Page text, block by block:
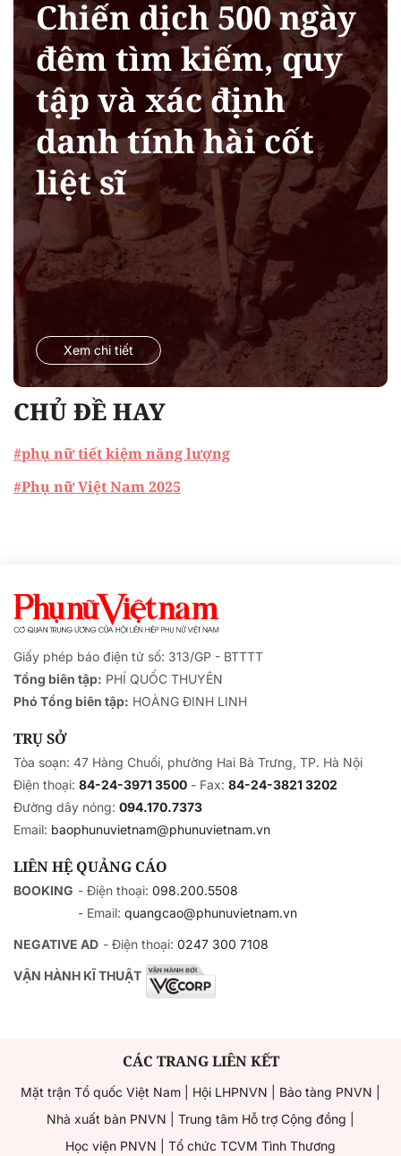
Chiến dịch 500 ngày
đêm tìm kiếm, quy
tập và xác định
danh tính hài cốt
liệt sĩ
Xem chi tiết
CHỦ ĐỀ HAY
#phụ nữ tiết kiệm năng lượng
#Phụ nữ Việt Nam 2025
Giấy phép báo điện tử số: 313/GP - BTTTT
Tổng biên tập: PHÍ QUỐC THUYÊN
Phó Tổng biên tập: HOÀNG ĐINH LINH
TRỤ SỞ
Tòa soạn: 47 Hàng Chuối, phường Hai Bà Trưng, TP. Hà Nội
Điện thoại: 84-24-3971 3500 - Fax: 84-24-3821 3202
Đường dây nóng: 094.170.7373
Email: baophunuvietnam@phunuvietnam.vn
LIÊN HỆ QUẢNG CÁO
BOOKING - Điện thoại: 098.200.5508
- Email: quangcao@phunuvietnam.vn
NEGATIVE AD - Điện thoại: 0247 300 7108
VẬN HÀNH KĨ THUẬT
CÁC TRANG LIÊN KẾT
Mặt trận Tổ quốc Việt Nam Hội LHPNVN Bảo tàng PNVN
Nhà xuất bản PNVN
Trung tâm Hỗ trợ Cộng đồng
Học viện PNVN
Tổ chức TCVM Tình Thương